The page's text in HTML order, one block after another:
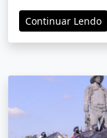
Continuar Lendo